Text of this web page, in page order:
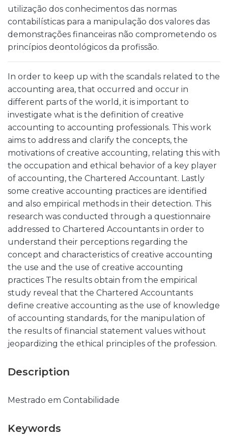
utilização dos conhecimentos das normas
contabilísticas para a manipulação dos valores das
demonstrações financeiras não comprometendo os
princípios deontológicos da profissão.
In order to keep up with the scandals related to the
accounting area, that occurred and occur in
different parts of the world, it is important to
investigate what is the definition of creative
accounting to accounting professionals. This work
aims to address and clarify the concepts, the
motivations of creative accounting, relating this with
the occupation and ethical behavior of a key player
of accounting, the Chartered Accountant. Lastly
some creative accounting practices are identified
and also empirical methods in their detection. This
research was conducted through a questionnaire
addressed to Chartered Accountants in order to
understand their perceptions regarding the
concept and characteristics of creative accounting
the use and the use of creative accounting
practices The results obtain from the empirical
study reveal that the Chartered Accountants
define creative accounting as the use of knowledge
of accounting standards, for the manipulation of
the results of financial statement values without
jeopardizing the ethical principles of the profession.
Description
Mestrado em Contabilidade
Keywords